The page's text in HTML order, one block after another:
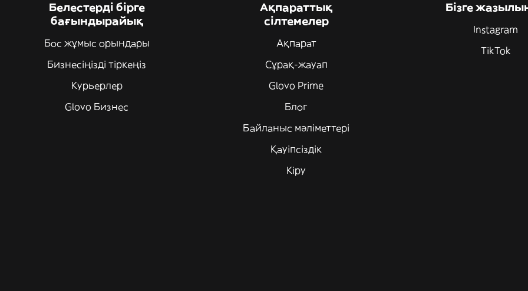
Белестерді бірге
бағындырайық
Бос жұмыс орындары
Бизнесіңізді тіркеңіз
Курьерлер
Glovo Бизнес
Ақпараттық
сілтемелер
Ақпарат
Сұрақ-жауап
Glovo Prime
Блог
Байланыс мәліметтері
Қауіпсіздік
Кіру
Бізге
Instagram
TikTok